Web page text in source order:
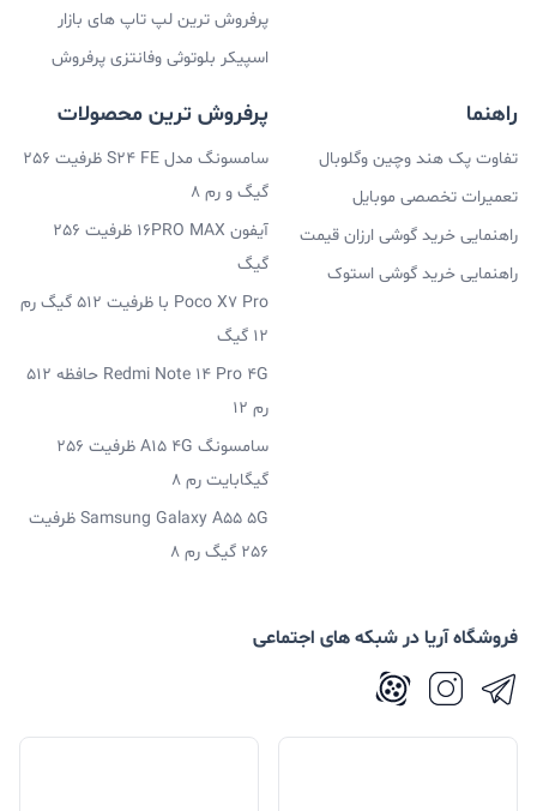
پرفروش ترین لپ تاپ های بازار
اسپیکر بلوتوثی وفانتزی پرفروش
راهنما
تفاوت پک هند وچین وگلوبال
تعمیرات تخصصی موبایل
راهنمایی خرید گوشی ارزان قیمت
راهنمایی خرید گوشی استوک
پرفروش ترین محصولات
سامسونگ مدل S24 FE ظرفیت 256
گیگ و رم 8
آیفون 16PRO MAX ظرفیت 256
گیگ
Poco X7 Pro با ظرفیت 512 گیگ رم
12 گیگ
Redmi Note 14 Pro 4G حافظه 512
رم 12
سامسونگ A15 4G ظرفیت 256
گیگابایت رم 8
Samsung Galaxy A55 5G ظرفیت
256 گیگ رم 8
فروشگاه آریا در شبکه های اجتماعی